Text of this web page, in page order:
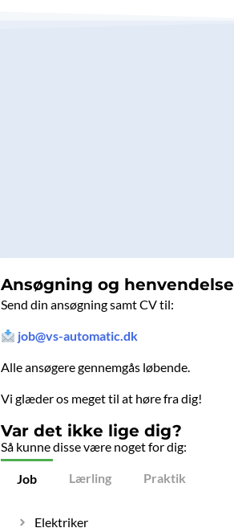
Ansøgning og henvendelse
Send din ansøgning samt CV til:
job@vs-automatic.dk
Alle ansøgere gennemgås løbende.
Vi glæder os meget til at høre fra dig!
Var det ikke lige dig?
Så kunne disse være noget for dig:
Job Lærling Praktik
Elektriker